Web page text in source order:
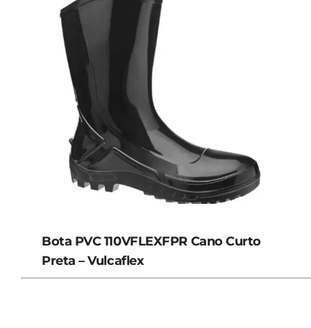
Bota PVC 110VFLEXFPR Cano Curto
Preta – Vulcaflex